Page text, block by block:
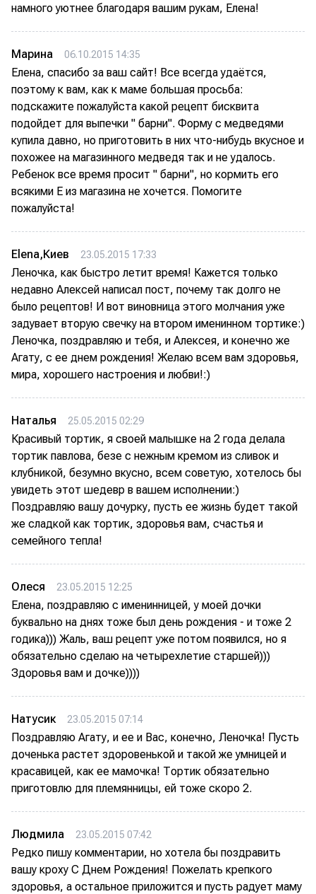
намного уютнее благодаря вашим рукам, Елена!
Марина 06.10.2015 14:35
Елена, спасибо за ваш сайт! Все всегда удаётся,
поэтому к вам, как к маме большая просьба:
подскажите пожалуйста какой рецепт бисквита
подойдет для выпечки " барни". Форму с медведями
купила давно, но приготовить в них что-нибудь вкусное и
похожее на магазинного медведя так и не удалось.
Ребенок все время просит " барни", но кормить его
всякими Е из магазина не хочется. Помогите
пожалуйста!
Elena,Киев 23.05.2015 17:33
Леночка, как быстро летит время! Кажется только
недавно Алексей написал пост, почему так долго не
было рецептов! И вот виновница этого молчания уже
задувает вторую свечку на втором именинном тортике:)
Леночка, поздравляю и тебя, и Алексея, и конечно же
Агату, с ее днем рождения! Желаю всем вам здоровья,
мира, хорошего настроения и любви!:)
Наталья 25.05.2015 02:29
Красивый тортик, я своей малышке на 2 года делала
тортик павлова, безе с нежным кремом из сливок и
клубникой, безумно вкусно, всем советую, хотелось бы
увидеть этот шедевр в вашем исполнении:)
Поздравляю вашу дочурку, пусть ее жизнь будет такой
же сладкой как тортик, здоровья вам, счастья и
семейного тепла!
Олеся 23.05.2015 12:25
Елена, поздравляю с именинницей, у моей дочки
буквально на днях тоже был день рождения - и тоже 2
годика))) Жаль, ваш рецепт уже потом появился, но я
обязательно сделаю на четырехлетие старшей)))
Здоровья вам и дочке))))
Натусик 23.05.2015 07:14
Поздравляю Агату, и ее и Вас, конечно, Леночка! Пусть
доченька растет здоровенькой и такой же умницей и
красавицей, как ее мамочка! Тортик обязательно
приготовлю для племянницы, ей тоже скоро 2.
Людмила 23.05.2015 07:42
Редко пишу комментарии, но хотела бы поздравить
вашу кроху С Днем Рождения! Пожелать крепкого
здоровья, а остальное приложится и пусть радует маму